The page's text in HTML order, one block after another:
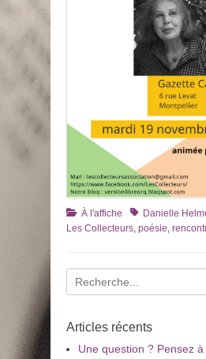
Catégories
À l'affiche TagsDanielle
Les Collecteurs, poésie,
Recherche
pour
Articles récents
Une question ? Pensez